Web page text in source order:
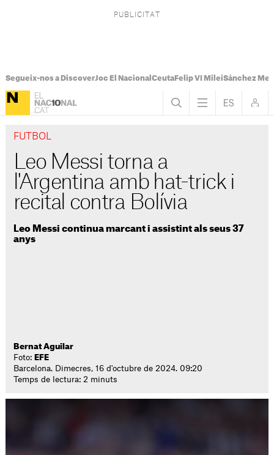
Segueix-nos a DiscoverJoc El Nacional CeutaFelip VI MileiSánchez
FUTBOL
Leo Messi torna a
l'Argentina amb hat-trick i
recital contra Bolívia
Leo Messi continua marcant i assistint als seus 37
anys
Bernat Aguilar
Foto: EFE
Barcelona. Dimecres, 16 d'octubre de 2024. 09:20
Temps de lectura: 2 minuts